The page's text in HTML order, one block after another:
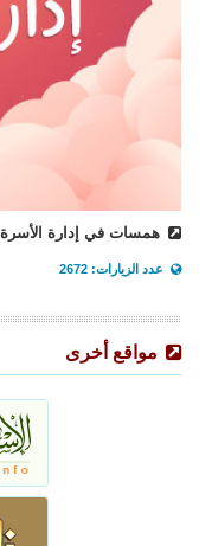
همسات في إدارة الأسرة
عدد الزيارات: 2672
مواقع أخرى